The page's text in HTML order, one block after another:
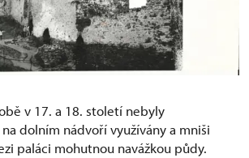
v 17. a 18. století nebyly
dolním nádvoří využívány a mniši
paláci mohutnou navážkou půdy.